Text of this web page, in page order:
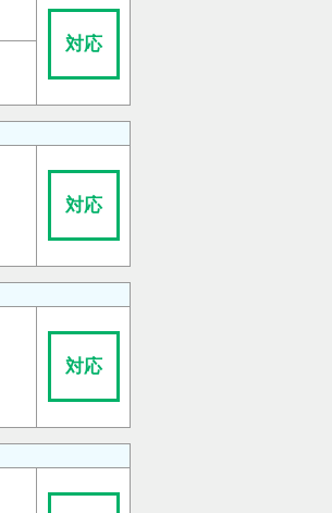
対応
対応
対応